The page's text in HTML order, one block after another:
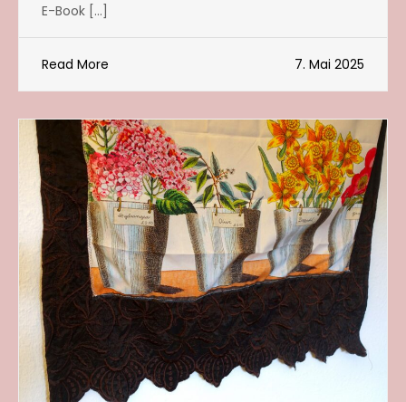
E-Book […]
Read More 7. Mai 2025